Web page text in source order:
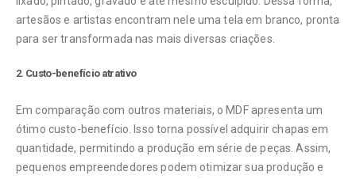
artesãos e artistas encontram nele uma tela em branco, pronta
para ser transformada nas mais diversas criações.
2. Custo-benefício atrativo
Em comparação com outros materiais, o MDF apresenta um
ótimo custo-benefício. Isso torna possível adquirir chapas em
quantidade, permitindo a produção em série de peças. Assim,
pequenos empreendedores podem otimizar sua produção e